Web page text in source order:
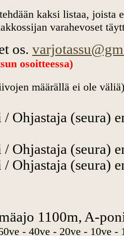
kaksi listaa, joista
varahevoset
os.
osoitteessa)
määrällä ei ole väliä)
Ohjastaja (seura)
Ohjastaja (seura)
Ohjastaja (seura)
1100m, A-
- 40ve - 20ve - 10ve -